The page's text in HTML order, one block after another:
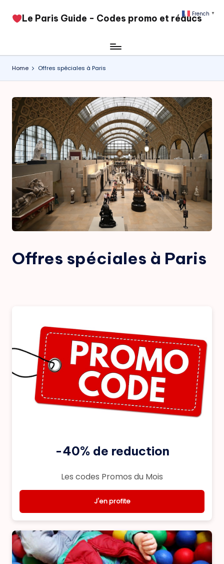
Skip
​Le Paris Guide - Codes promo et réducs
Home Offres spéciales à Paris
Offres spéciales à Paris
-40% de reduction
Les codes Promos du Mois
J'en profite
French ▼